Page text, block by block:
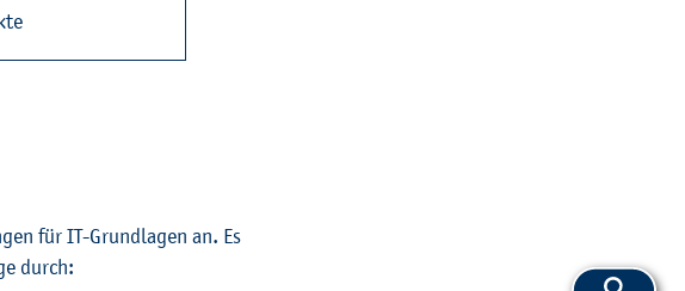
für IT-Grund­la­gen an. Es
durch: